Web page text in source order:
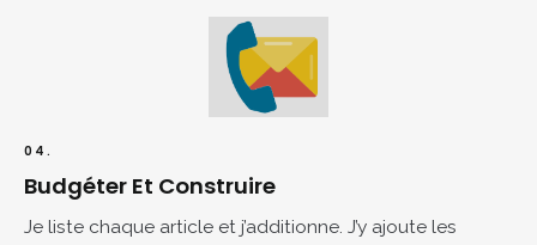
04.
Budgéter Et Construire
Je liste chaque article et j’additionne. J’y ajoute les